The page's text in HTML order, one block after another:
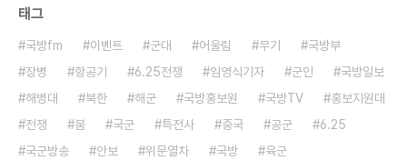
태그
국방fm 이벤트 군대 어울림 무기
국방부
장병
항공기 6.25전쟁 임영식기자 군인
국방일보
해병대
북한 해군 국방홍보원 국방TV
홍보지원대
전쟁
붐 국군 특전사 중국 공군
6.25
국군방송
안보 위문열차 국방 육군